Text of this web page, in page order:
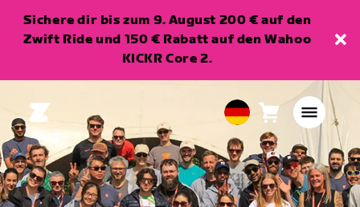
Sichere dir bis zum 9. August 200 € auf den
Zwift Ride und 150 € Rabatt auf den Wahoo
KICKR Core 2.
European
Union
Deutsch
Warenkorb
Artikel